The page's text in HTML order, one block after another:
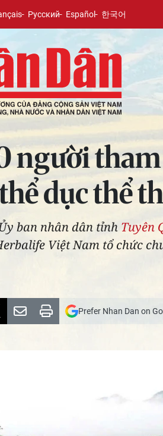
Русский Español 한국어
người
dục thể
ban nhân dân tỉnh Tuyên
Việt Nam tổ chức
Prefer Nhan Dan on